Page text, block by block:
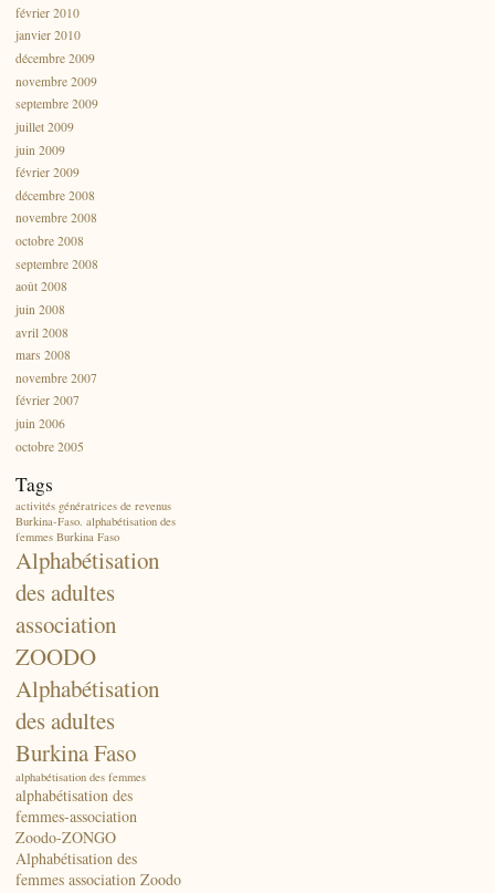
février 2010
janvier 2010
décembre 2009
novembre 2009
septembre 2009
juillet 2009
juin 2009
février 2009
décembre 2008
novembre 2008
octobre 2008
septembre 2008
août 2008
juin 2008
avril 2008
mars 2008
novembre 2007
février 2007
juin 2006
octobre 2005
Tags
activités génératrices de revenus
Burkina-Faso. alphabétisation des
femmes Burkina Faso
Alphabétisation
des adultes
association
ZOODO
Alphabétisation
des adultes
Burkina Faso
alphabétisation des femmes
alphabétisation des
femmes-association
Zoodo-ZONGO
Alphabétisation des
femmes association Zoodo